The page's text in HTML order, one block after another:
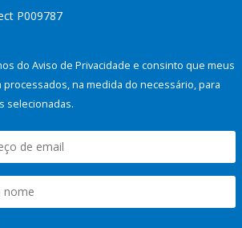
P009787
do Aviso de Privacidade e consinto que meus
na medida do necessário, para
selecionadas.